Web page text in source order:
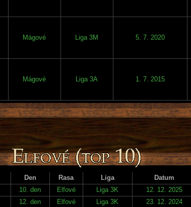
Mágové Liga 3M 5. 7. 2020
Mágové Liga 3A 1. 7. 2015
Den Rasa Liga Datum
10. den Elfové Liga 3K 12. 12. 2025
12. den Elfové Liga 3K 23. 12. 2024